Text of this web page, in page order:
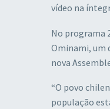
vídeo na
No programa
Ominami, um
nova
“O povo
população